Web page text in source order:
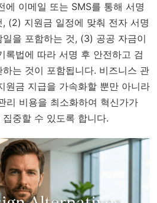
에 이메일 또는 SMS를 통해 서명
(2) 지원금 일정에 맞춰 전자 서명
을 포함하는 것, (3) 공공 자금이
록법에 따라 서명 후 안전하고 검
는 것이 포함됩니다. 비즈니스 관
원금 지급을 가속화할 뿐만 아니라
리 비용을 최소화하여 혁신가가
중할 수 있도록 합니다.